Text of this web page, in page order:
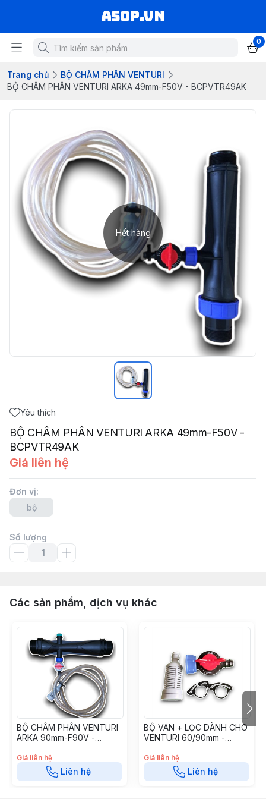
asop.vn
0
Trang chủ
BỘ CHÂM PHÂN VENTURI
BỘ CHÂM PHÂN VENTURI ARKA 49mm-F50V - BCPVTR49AK
Hết hàng
Yêu thích
BỘ CHÂM PHÂN VENTURI ARKA 49mm-F50V -
BCPVTR49AK
Giá liên hệ
Đơn vị:
bộ
Số lượng
Các sản phẩm, dịch vụ khác
BỘ CHÂM PHÂN VENTURI
ARKA 90mm-F90V -
Giá liên hệ
Liên hệ
BỘ VAN + LỌC DÀNH CHO
VENTURI 60/90mm -
Giá liên hệ
Liên hệ